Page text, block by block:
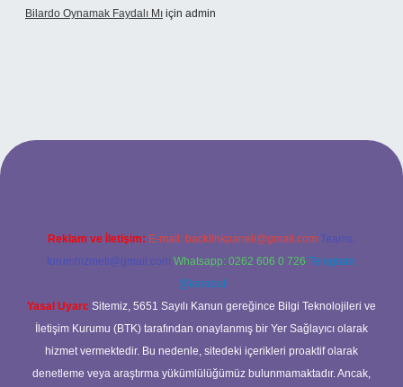
Bilardo Oynamak Faydalı Mı için admin
bahis sitesi
Reklam ve İletişim: E-mail: backlinkpaneli@gmail.com Teams:
forumhizmeti@gmail.com Whatsapp: 0262 606 0 726 Telegram:
@karabul
Yasal Uyarı: Sitemiz, 5651 Sayılı Kanun gereğince Bilgi Teknolojileri ve
İletişim Kurumu (BTK) tarafından onaylanmış bir Yer Sağlayıcı olarak
hizmet vermektedir. Bu nedenle, sitedeki içerikleri proaktif olarak
denetleme veya araştırma yükümlülüğümüz bulunmamaktadır. Ancak,